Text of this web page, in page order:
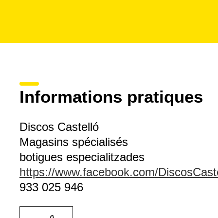
Informations pratiques
Discos Castelló
Magasins spécialisés
botigues especialitzades
https://www.facebook.com/
933 025 946